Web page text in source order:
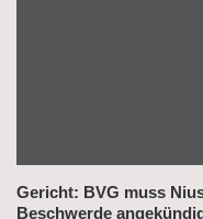
Gericht: BVG muss
Beschwerde